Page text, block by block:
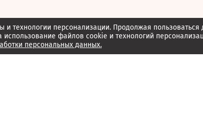
технологии персонализации. Продолжая пользоваться
использование файлов cookie и технологий
персональных данных.